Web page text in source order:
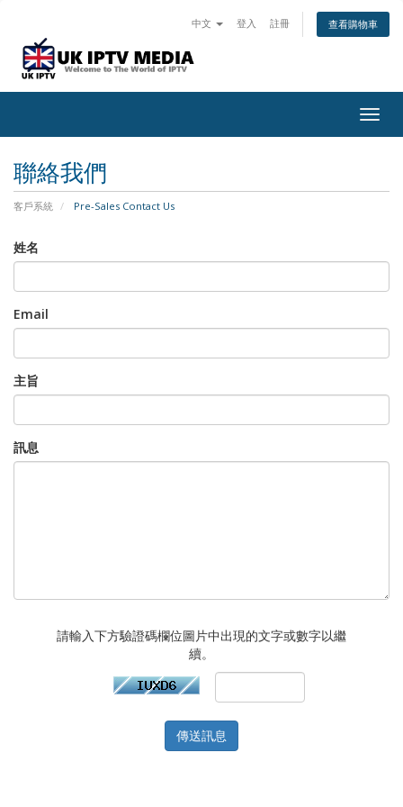
中文 登入 註冊 查看購物車
聯絡我們
客戶系統 Pre-Sales Contact Us
姓名
Email
主旨
訊息
請輸入下方驗證碼欄位圖片中出現的文字或數字以繼
續。
傳送訊息